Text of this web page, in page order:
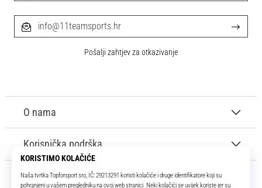
O nama
Korisnička podrška
info@11teamsports.hr
Pošalji zahtjev za otkazivanje